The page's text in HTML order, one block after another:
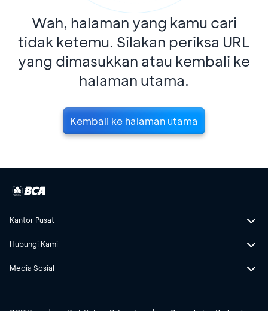
Wah, halaman yang kamu cari
tidak ketemu. Silakan periksa URL
yang dimasukkan atau kembali ke
halaman utama.
Kembali ke halaman utama
Kantor Pusat
Hubungi Kami
Media Sosial